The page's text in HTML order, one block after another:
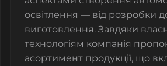
освітлення — від розробки
виготовлення. Завдяки
технологіям компанія
асортимент продукції, що